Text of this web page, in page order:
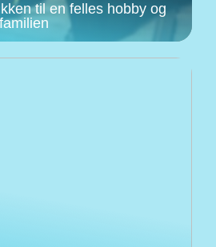
til en felles hobby og